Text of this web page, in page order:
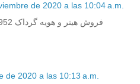
de 2020 a las 10:04 a.m.
فروش هیتر و هویه گرداک 952 مخصوص تعمیرات موبایل
de 2020 a las 10:13 a.m.